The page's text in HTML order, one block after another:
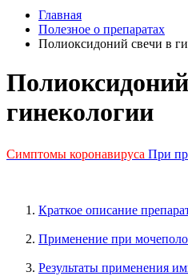
Главная
Полезное о препаратах
Полиоксидоний свечи в
гинекологии
Симптомы коронавируса При
Краткое описание
Применение при
Результаты применения